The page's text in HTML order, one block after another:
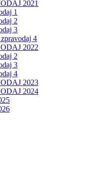
2021
1
2
3
4
2022
2
3
4
2023
2024